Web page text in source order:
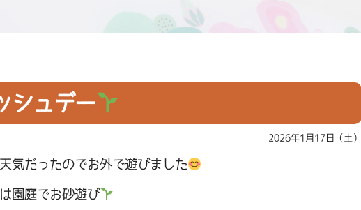
シュデー
2026年1月17日（土）
気だったのでお外で遊びました
園庭でお砂遊び